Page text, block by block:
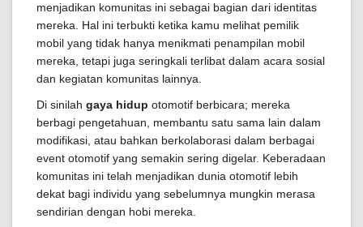
menjadikan komunitas ini sebagai bagian dari identitas
mereka. Hal ini terbukti ketika kamu melihat pemilik
mobil yang tidak hanya menikmati penampilan mobil
mereka, tetapi juga seringkali terlibat dalam acara sosial
dan kegiatan komunitas lainnya.
Di sinilah gaya hidup otomotif berbicara; mereka
berbagi pengetahuan, membantu satu sama lain dalam
modifikasi, atau bahkan berkolaborasi dalam berbagai
event otomotif yang semakin sering digelar. Keberadaan
komunitas ini telah menjadikan dunia otomotif lebih
dekat bagi individu yang sebelumnya mungkin merasa
sendirian dengan hobi mereka.